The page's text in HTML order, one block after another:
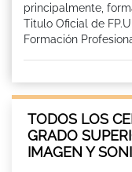
principalmente,
Titulo Oficial de
Formación
TODOS LOS
GRADO
IMAGEN Y